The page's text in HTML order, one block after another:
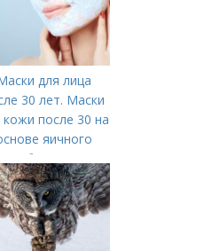
для лица
30 лет. Маски
кожи после 30 на
яичного
белка